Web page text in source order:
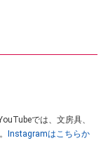
では、文房具、
Instagramはこちらか